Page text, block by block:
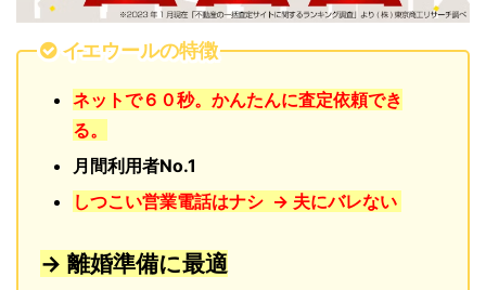
イエウールの特徴
ネットで６０秒。かんたんに査定依頼でき
る。
月間利用者No.1
しつこい営業電話はナシ → 夫にバレない
→ 離婚準備に最適